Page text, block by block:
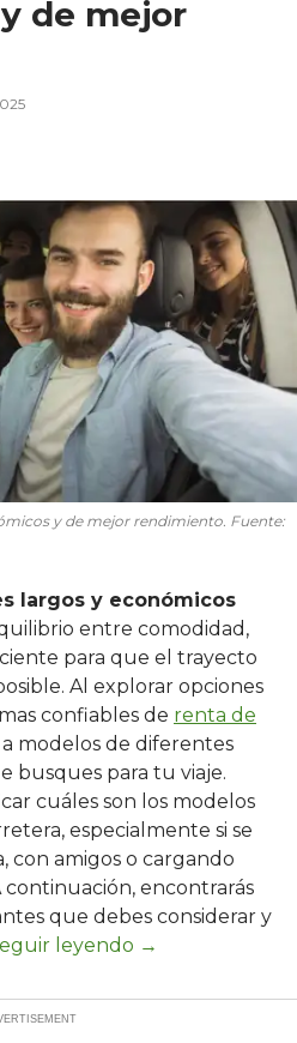
de mejor
y de mejor rendimiento. Fuente:
largos y económicos
entre comodidad,
para que el trayecto
Al explorar opciones
confiables de renta de
modelos de diferentes
busques para tu viaje.
cuáles son los modelos
especialmente si se
con amigos o cargando
encontrarás
que debes considerar y